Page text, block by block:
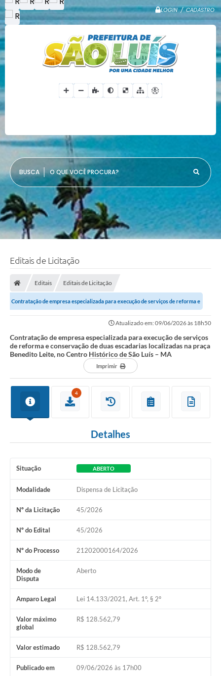
LOGIN / CADASTRO
O QUE VOCÊ PROCURA?
Editais de Licitação
Editais Editais de Licitação
Contratação de empresa especializada para execução de serviços de reforma e
Atualizado em: 09/06/2026 às 18h50
Contratação de empresa especializada para execução de serviços
de reforma e conservação de duas escadarias localizadas na praça
Benedito Leite, no Centro Histórico de São Luís – MA
Imprimir
4
Detalhes
Situação ABERTO
Modalidade Dispensa de Licitação
Nº da Licitação 45/2026
Nº do Edital 45/2026
Nº do Processo 21202000164/2026
Modo de
Disputa
Aberto
Amparo Legal Lei 14.133/2021, Art. 1º, § 2º
Valor máximo
global
R$ 128.562,79
Valor estimado R$ 128.562,79
Publicado em 09/06/2026 às 17h00